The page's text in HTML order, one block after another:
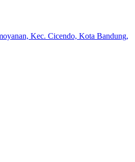
Kec. Cicendo, Kota Bandung,